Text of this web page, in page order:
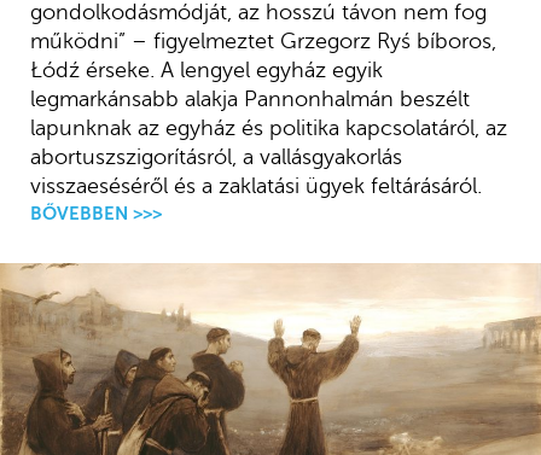
gondolkodásmódját, az hosszú távon nem fog
működni” – figyelmeztet Grzegorz Ryś bíboros,
Łódź érseke. A lengyel egyház egyik
legmarkánsabb alakja Pannonhalmán beszélt
lapunknak az egyház és politika kapcsolatáról, az
abortuszszigorításról, a vallásgyakorlás
visszaeséséről és a zaklatási ügyek feltárásáról.
BŐVEBBEN >>>